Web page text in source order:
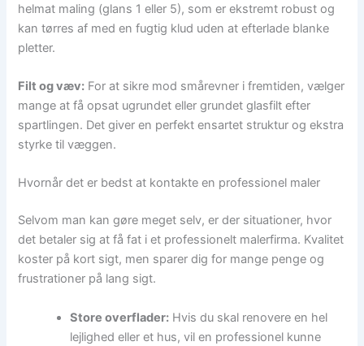
helmat maling (glans 1 eller 5), som er ekstremt robust og
kan tørres af med en fugtig klud uden at efterlade blanke
pletter.
Filt og væv: For at sikre mod smårevner i fremtiden, vælger
mange at få opsat ugrundet eller grundet glasfilt efter
spartlingen. Det giver en perfekt ensartet struktur og ekstra
styrke til væggen.
Hvornår det er bedst at kontakte en professionel maler
Selvom man kan gøre meget selv, er der situationer, hvor
det betaler sig at få fat i et professionelt malerfirma. Kvalitet
koster på kort sigt, men sparer dig for mange penge og
frustrationer på lang sigt.
Store overflader: Hvis du skal renovere en hel
lejlighed eller et hus, vil en professionel kunne